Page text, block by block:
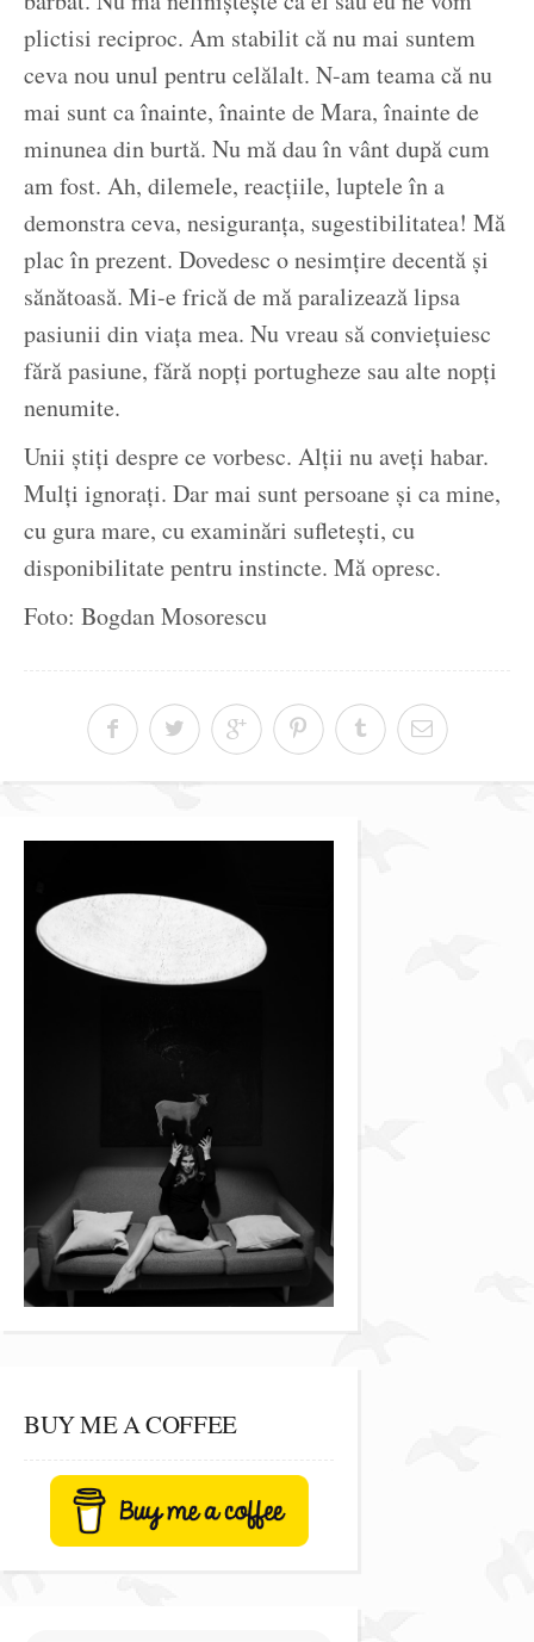
plictisi reciproc. Am stabilit că nu mai suntem
ceva nou unul pentru celălalt. N-am teama că nu
mai sunt ca înainte, înainte de Mara, înainte de
minunea din burtă. Nu mă dau în vânt după cum
am fost. Ah, dilemele, reacțiile, luptele în a
demonstra ceva, nesiguranța, sugestibilitatea! Mă
plac în prezent. Dovedesc o nesimțire decentă și
sănătoasă. Mi-e frică de mă paralizează lipsa
pasiunii din viața mea. Nu vreau să conviețuiesc
fără pasiune, fără nopți portugheze sau alte nopți
nenumite.
Unii știți despre ce vorbesc. Alții nu aveți habar.
Mulți ignorați. Dar mai sunt persoane și ca mine,
cu gura mare, cu examinări sufletești, cu
disponibilitate pentru instincte. Mă opresc.
Foto: Bogdan Mosorescu
BUY ME A COFFEE